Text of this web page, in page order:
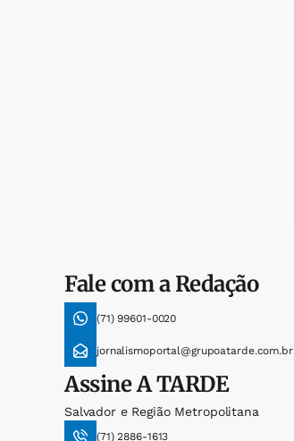
Fale com a Redação
(71) 99601-0020
jornalismoportal@grupoatarde.com.br
AssineA TARDE
Salvador e Região Metropolitana
(71) 2886-1613